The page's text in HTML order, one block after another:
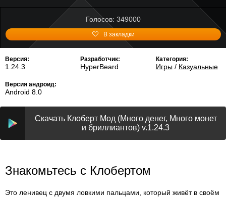
Голосов: 349000
В закладки
Версия:
1.24.3
Разработчик:
HyperBeard
Категория:
Игры/ Казуальные
Версия андроид:
Android 8.0
Скачать Клоберт Мод (Много денег, Много монет
и бриллиантов) v.1.24.3
Знакомьтесь с Клобертом
Это ленивец с двумя ловкими пальцами, который живёт в своём